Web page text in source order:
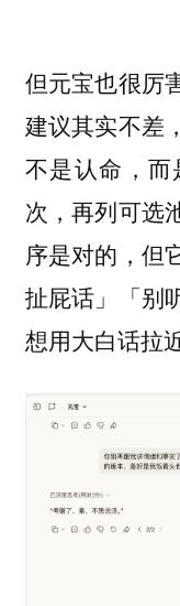
但元宝也很厉
建议其实不差
不是认命，
次，再列可选
序是对的，但
扯屁话」「别
想用大白话拉